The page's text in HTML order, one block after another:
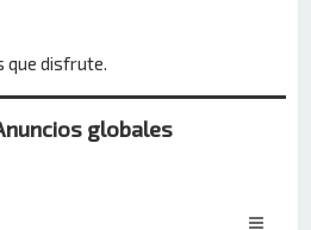
que disfrute.
globales